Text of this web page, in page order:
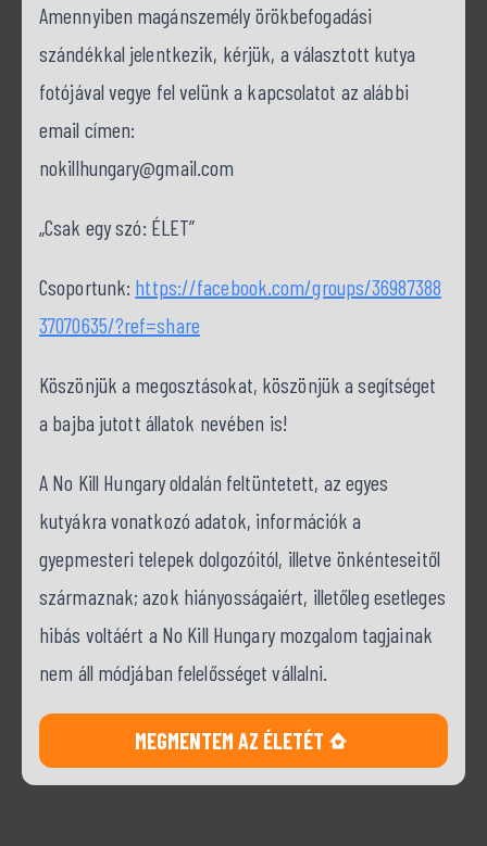
Amennyiben magánszemély örökbefogadási
szándékkal jelentkezik, kérjük, a választott kutya
fotójával vegye fel velünk a kapcsolatot az alábbi
email címen:
nokillhungary@gmail.com
„Csak egy szó: ÉLET”
Csoportunk: https://facebook.com/groups/36987388
37070635/?ref=share
Köszönjük a megosztásokat, köszönjük a segítséget
a bajba jutott állatok nevében is!
A No Kill Hungary oldalán feltüntetett, az egyes
kutyákra vonatkozó adatok, információk a
gyepmesteri telepek dolgozóitól, illetve önkénteseitől
származnak; azok hiányosságaiért, illetőleg esetleges
hibás voltáért a No Kill Hungary mozgalom tagjainak
nem áll módjában felelősséget vállalni.
MEGMENTEM AZ ÉLETÉT